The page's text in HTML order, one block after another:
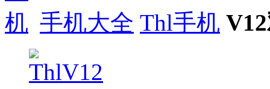
手机大全 Thl手机